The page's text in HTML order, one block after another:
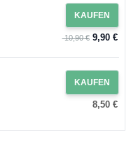
KAUFEN
10,90 €9,90 €
KAUFEN
8,50 €